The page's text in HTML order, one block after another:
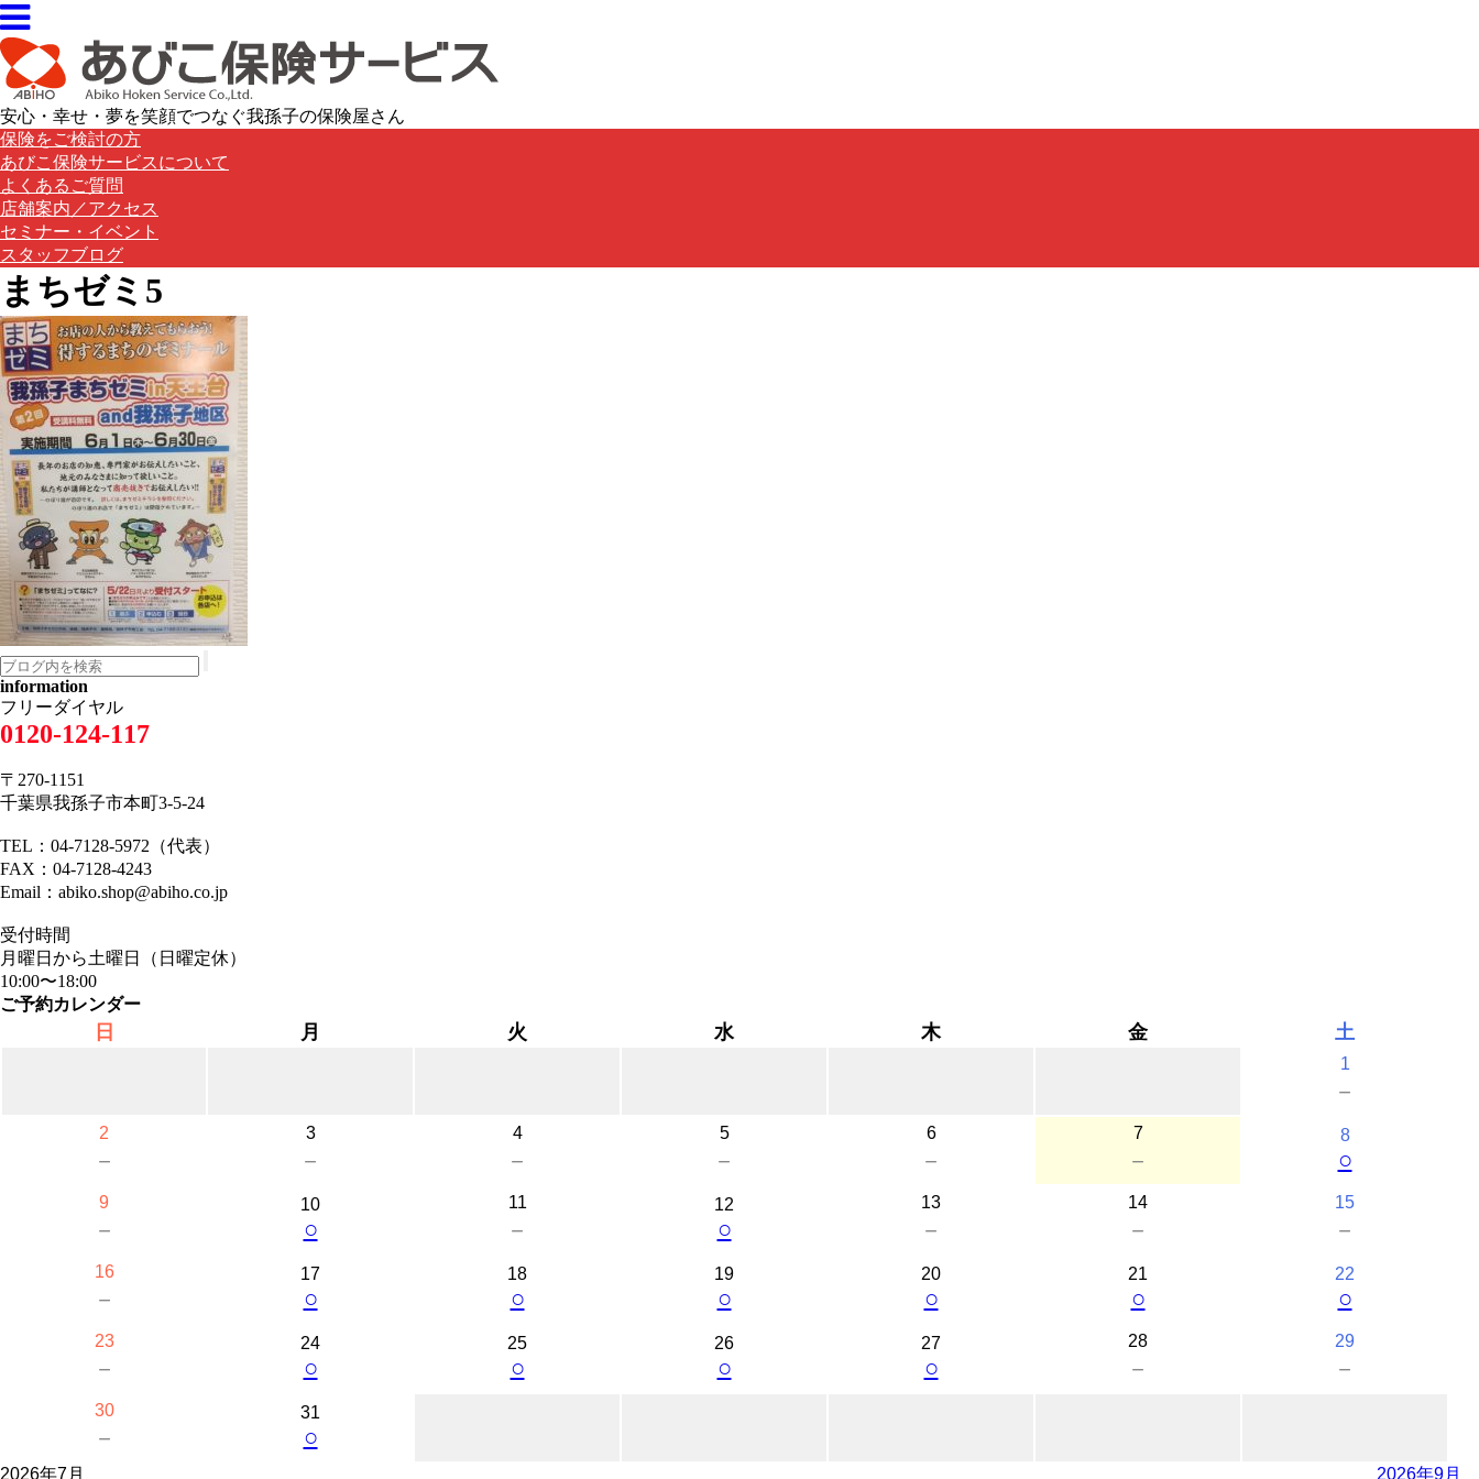
安心・幸せ・夢を笑顔でつなぐ我孫子の保険屋さん
保険をご検討の方
あびこ保険サービスについて
よくあるご質問
店舗案内／アクセス
セミナー・イベント
スタッフブログ
まちゼミ5
information
フリーダイヤル
0120-124-117
〒270-1151
千葉県我孫子市本町3-5-24
TEL：04-7128-5972（代表）
FAX：04-7128-4243
Email：abiko.shop@abiho.co.jp
受付時間
月曜日から土曜日（日曜定休）
10:00〜18:00
ご予約カレンダー
日 月 火 水 木 金 土
1
－
2
－
3
－
4
－
5
－
6
－
7
－
8
○
9
－
10
○
11
－
12
○
13
－
14
－
15
－
16
－
17
○
18
○
19
○
20
○
21
○
22
○
23
－
24
○
25
○
26
○
27
○
28
－
29
－
30
－
31
○
2026年7月 2026年9月